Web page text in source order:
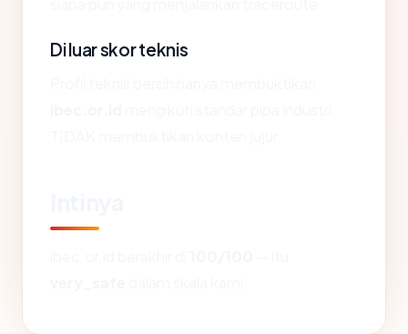
Di luar skor teknis